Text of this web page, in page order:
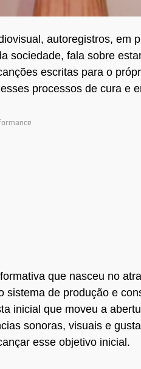
autoregistros, em
sociedade, fala sobre
escritas para o
processos de cura e
que nasceu no
sistema de produção e
inicial que moveu a
sonoras, visuais e
esse objetivo inicial.